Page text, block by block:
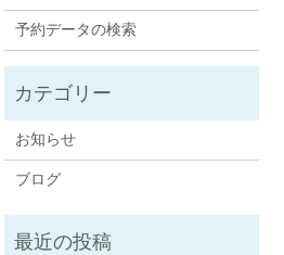
予約データの検索
お知らせ
ブログ